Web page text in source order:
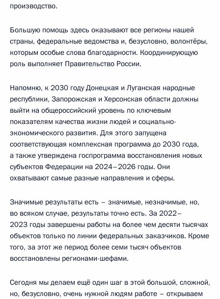
производство.
Большую помощь здесь оказывают все регионы нашей
страны, федеральные ведомства и, безусловно, волонтёры,
которым особые слова благодарности. Координирующую
роль выполняет Правительство России.
Напомню, к 2030 году Донецкая и Луганская народные
республики, Запорожская и Херсонская области должны
выйти на общероссийский уровень по ключевым
показателям качества жизни людей и социально-
экономического развития. Для этого запущена
соответствующая комплексная программа до 2030 года,
а также утверждена госпрограмма восстановления новых
субъектов Федерации на 2024–2026 годы. Они
охватывают самые разные направления и сферы.
Значимые результаты есть – значимые, незначимые, но,
во всяком случае, результаты точно есть. За 2022–
2023 годы завершены работы на более чем десяти тысячах
объектов только по линии федеральных заказчиков. Кроме
того, за этот же период более семи тысяч объектов
восстановлены регионами-шефами.
Сегодня мы делаем ещё один шаг в этой большой, сложной,
но, безусловно, очень нужной людям работе – открываем